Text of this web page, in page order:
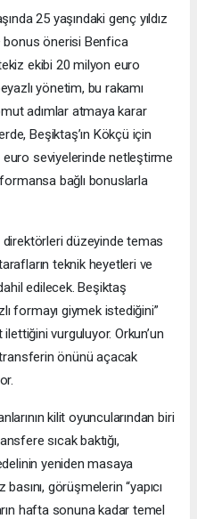
25 yaşındaki genç yıldız
bonus önerisi Benfica
ekibi 20 milyon euro
yönetim, bu rakamı
adımlar atmaya karar
Beşiktaş’ın Kökçü için
seviyelerinde netleştirme
bağlı bonuslarla
düzeyinde temas
teknik heyetleri ve
edilecek. Beşiktaş
formayı giymek istediğini”
vurguluyor. Orkun’un
önünü açacak
kilit oyuncularından biri
sıcak baktığı,
yeniden masaya
görüşmelerin “yapıcı
hafta sonuna kadar temel